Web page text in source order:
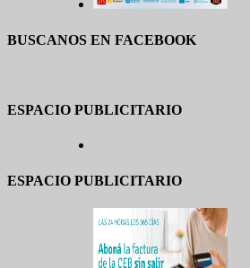
BUSCANOS EN FACEBOOK
ESPACIO PUBLICITARIO
ESPACIO PUBLICITARIO